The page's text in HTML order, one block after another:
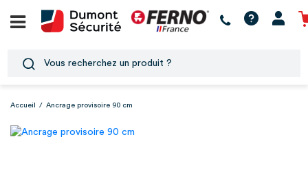
Accueil / Ancrage provisoire 90 cm